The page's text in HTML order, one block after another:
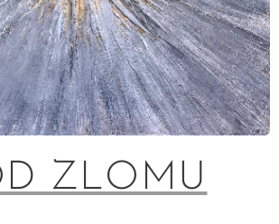
ZLOMU